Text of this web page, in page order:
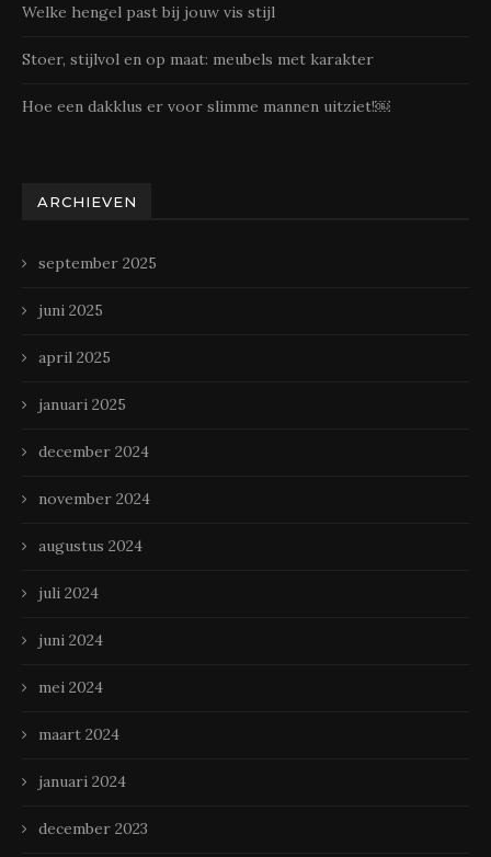
Welke hengel past bij jouw vis stijl
Stoer, stijlvol en op maat: meubels met karakter
Hoe een dakklus er voor slimme mannen uitziet!￼
ARCHIEVEN
september 2025
juni 2025
april 2025
januari 2025
december 2024
november 2024
augustus 2024
juli 2024
juni 2024
mei 2024
maart 2024
januari 2024
december 2023